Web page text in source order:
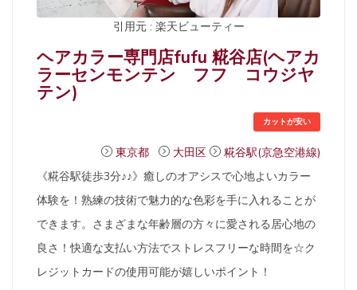
引用元 : 楽天ビューティー
ヘアカラー専門店fufu 糀谷店(ヘアカ
ラーセンモンテン フフ コウジヤ
テン)
カットが安い
東京都 大田区
糀谷駅(京急空港線)
《糀谷駅徒歩3分♪♪》癒しのオアシスで心地よいカラー
体験を！熟練の技術で魅力的な色彩を手に入れることが
できます。さまざまな年齢層の方々に愛される居心地の
良さ！快適な支払い方法でストレスフリーな時間を☆ク
レジットカードの使用可能が嬉しいポイント！